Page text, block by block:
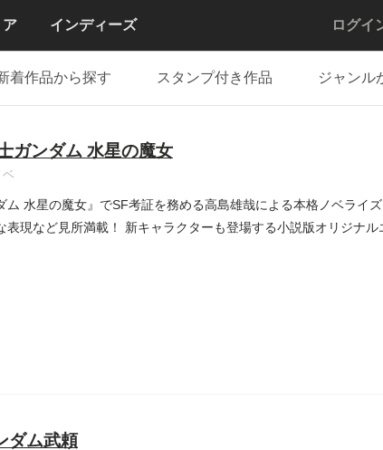
ア インディーズ ログイ
着作品から探す スタンプ付き作品 ジャンル
ガンダム 水星の魔女
ム 水星の魔女』でSF考証を務める高島雄哉による本格ノベライ
表現など見所満載！ 新キャラクターも登場する小説版オリジナル
ダム武頼